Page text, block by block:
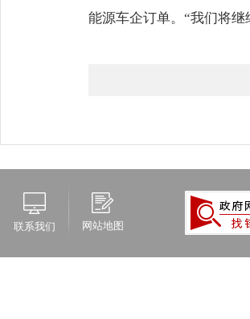
能源车企订单。“我们将
联系我们 网站地图